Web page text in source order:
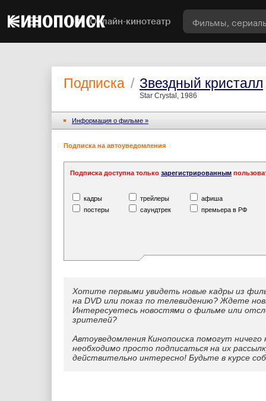
Онлайн-кинотеатр
Подписка / Звездный кристалл
Star Crystal, 1986
Информация o фильме »
Подписка на автоуведомления
Подписка доступна только зарегистрированным
кадры трейлеры
афиша
постеры
саундтрек премьера в РФ
Хотите первыми увидеть новые кадры из
на DVD или показ по телевидению? Ждете
Интересуетесь новостями о фильме или
зрителей?
Автоуведомления Кинопоиска помогут
необходимо просто подписаться на их
действительно интересно! Будьте в курсе